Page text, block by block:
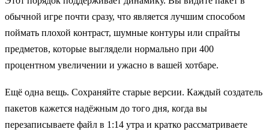
обычной игре почти сразу, что является лучшим способом
поймать плохой контраст, шумные контуры или спрайты
предметов, которые выглядели нормально при 400
процентном увеличении и ужасно в вашей хотбаре.
Ещё одна вещь. Сохраняйте старые версии. Каждый создатель
пакетов кажется надёжным до того дня, когда вы
перезаписываете файл в 1:14 утра и кратко рассматриваете